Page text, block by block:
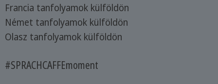
Francia tanfolyamok külföldön
Német tanfolyamok külföldön
Olasz tanfolyamok külföldön
#SPRACHCAFFEmoment